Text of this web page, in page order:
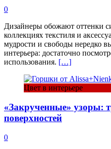
0
Дизайнеры обожают оттенки
коллекциях текстиля и
мудрости и свободы нередко
интерьера: достаточно
использования. […]
Цвет в интерьере
«Закрученные» узоры:
поверхностей
0